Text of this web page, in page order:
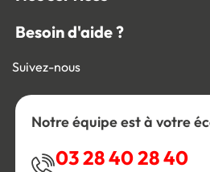
Besoin d'aide ?
Suivez-nous
Notre équipe est à votre
03 28 40 28 40